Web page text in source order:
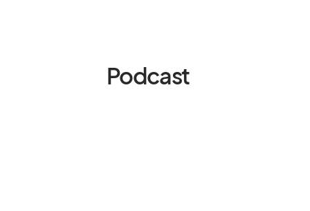
Podcast